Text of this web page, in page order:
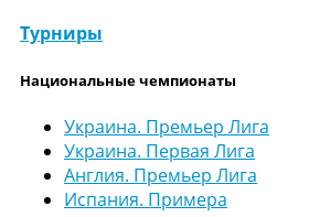
Турниры
Национальные чемпионаты
Украина. Премьер Лига
Украина. Первая Лига
Англия. Премьер Лига
Испания. Примера